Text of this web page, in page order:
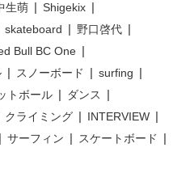
生萌
Shigekix
skateboard
野口啓代
Bull BC One
スノーボード
surfing
トボール
ダンス
クライミング
INTERVIEW
サーフィン
スケートボード